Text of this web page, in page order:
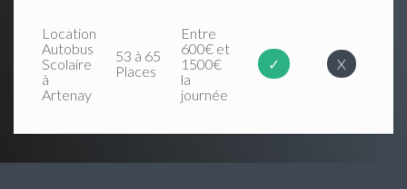
Location
Autobus
Scolaire
à
Artenay
53 à 65
Places
Entre
600€ et
1500€
la
journée
✓ X